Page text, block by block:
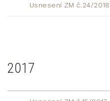
Usnesení ZM č.24/2018
2017